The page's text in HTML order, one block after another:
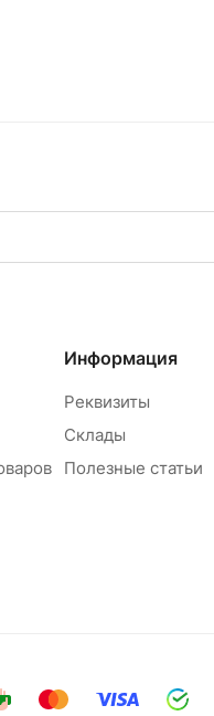
Информация
Реквизиты
Склады
Полезные статьи